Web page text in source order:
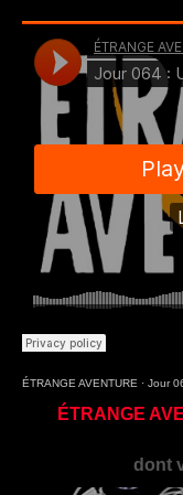
ÉTRANGE AVENTURE · Jour
ÉTRANGE
dont